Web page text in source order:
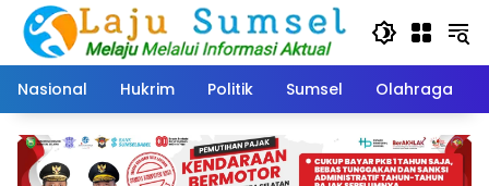
Langsung
konten
Nasional
Hukrim Politik Sumsel Olahraga